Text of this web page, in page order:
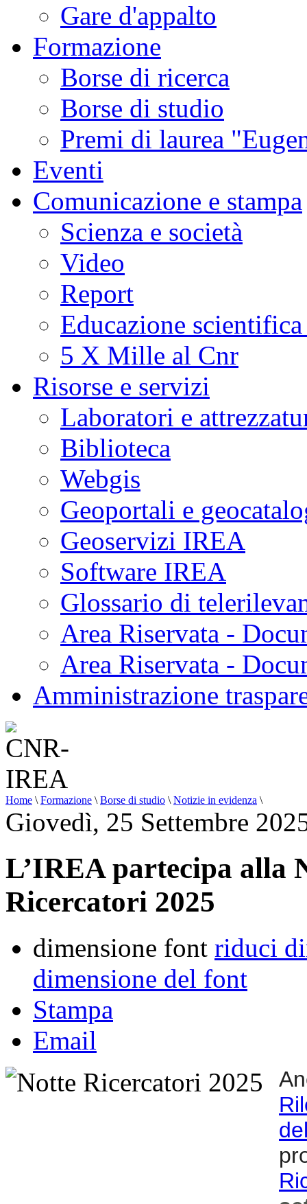
Gare d'appalto
Formazione
Borse di ricerca
Borse di studio
Premi di laurea
Eventi
Comunicazione e stampa
Scienza e società
Video
Report
Educazione
5 X Mille al Cnr
Risorse e servizi
Laboratori e
Biblioteca
Webgis
Geoportali e
Geoservizi IREA
Software IREA
Glossario di
Area Riservata -
Area Riservata -
Amministrazione
Home \ Formazione \ Borse di studio \ Notizie in evidenza \
Giovedì, 25 Settembre
L’IREA partecipa alla
Ricercatori 2025
dimensione font riduci
dimensione del font
Stampa
Email